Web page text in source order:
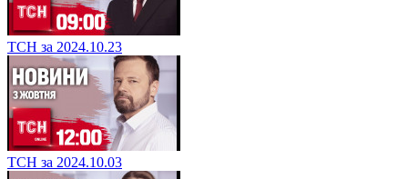
ТСН за 2024.10.23
ТСН за 2024.10.03